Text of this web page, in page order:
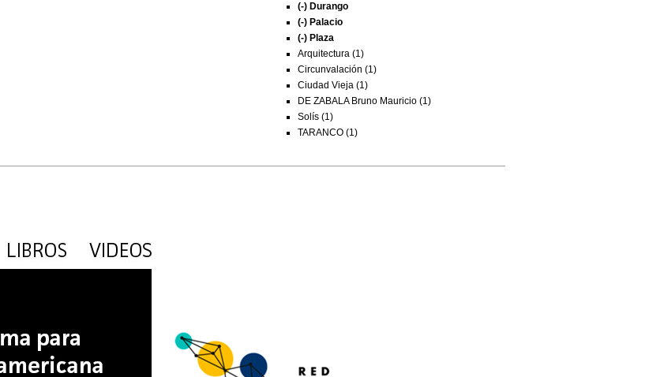
(-) Durango
(-) Palacio
(-) Plaza
Arquitectura (1)
Circunvalación (1)
Ciudad Vieja (1)
DE ZABALA Bruno Mauricio (1)
Solís (1)
TARANCO (1)